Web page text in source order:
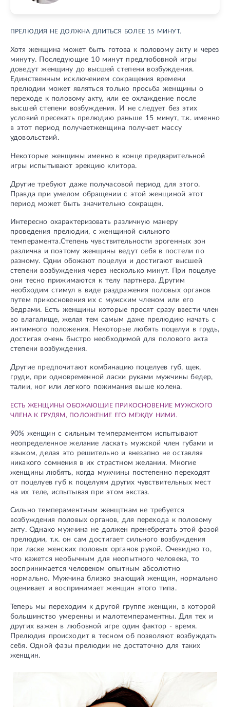
ПРЕЛЮДИЯ НЕ ДОЛЖНА ДЛИТЬСЯ БОЛЕЕ 15 МИНУТ.
Хотя женщина может быть готова к половому акту и через
минуту. Последующие 10 минут предлюбовной игры
доведут женщину до высшей степени возбуждения.
Единственным исключением сокращения времени
прелюдии может являться только просьба женщины о
переходе к половому акту, или ее охлаждение после
высшей степени возбуждения. И не следует без этих
условий пресекать прелюдию раньше 15 минут, т.к. именно
в этот период получаетженщина получает массу
удовольствий.
Некоторые женщины именно в конце предварительной
игры испытывают эрекцию клитора.
Другие требуют даже получасовой период для этого.
Правда при умелом обращении с этой женщиной этот
период может быть значительно сокращен.
Интересно охарактеризовать различную манеру
проведения прелюдии, с женщиной сильного
темперамента.Степень чувствительности эрогенных зон
различна и поэтому женщины ведут себя в постели по
разному. Одни обожают поцелуи и достигают высшей
степени возбуждения через несколько минут. При поцелуе
они тесно прижимаются к телу партнера. Другим
необходим стимул в виде раздражения половых органов
путем прикосновения их с мужским членом или его
бедрами. Есть женщины которые просят сразу ввести член
во влагалище, желая тем самым даже прелюдию начать с
интимного положения. Некоторые любять поцелуи в грудь,
достигая очень быстро необходимой для полового акта
степени возбуждения.
Другие предпочитают комбинацию поцелуев губ, щек,
груди, при одновременной ласки руками мужчины бедер,
талии, ног или легкого пожимания выше колена.
ЕСТЬ ЖЕНЩИНЫ ОБОЖАЮЩИЕ ПРИКОСНОВЕНИЕ МУЖСКОГО
ЧЛЕНА К ГРУДЯМ, ПОЛОЖЕНИЕ ЕГО МЕЖДУ НИМИ.
90% женщин с сильным темпераментом испытывают
неопределенное желание ласкать мужской член губами и
языком, делая это решительно и внезапно не оставляя
никакого сомнения в их страстном желании. Многие
женщины любять, когда мужчины постепенно переходят
от поцелуев губ к поцелуям других чувствительных мест
на их теле, испытывая при этом экстаз.
Сильно темпераментным женщтнам не требуется
возбуждения половых органов, для перехода к половому
акту. Однако мужчина не должен пренебрегать этой фазой
прелюдии, т.к. он сам достигает сильного возбуждения
при ласке женских половых органов рукой. Очевидно то,
что кажется необычным для неопытного человека, то
воспринимается человеком опытным абсолютно
нормально. Мужчина близко знающий женщин, нормально
оценивает и воспринимает женщин этого типа.
Теперь мы переходим к другой группе женщин, в которой
большинство умеренны и малотемпераментны. Для тех и
других важен в любовной игре один фактор - время.
Прелюдия происходит в тесном об позволяют возбуждать
себя. Одной фазы прелюдии не достаточно для таких
женщин.